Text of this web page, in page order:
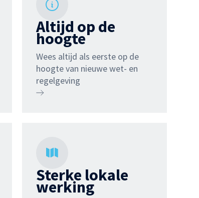
Altijd op de
hoogte
Wees altijd als eerste op de
hoogte van nieuwe wet- en
regelgeving
Sterke lokale
werking